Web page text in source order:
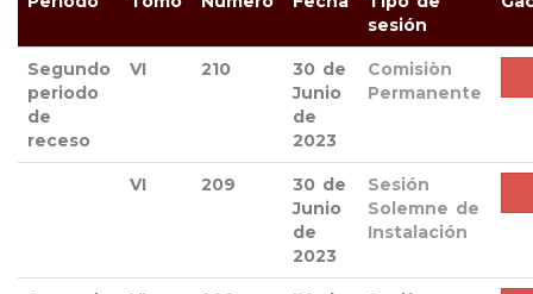
sesión
Segundo
periodo
de
receso
VI 210
30 de
Junio
de
2023
Comisiòn
Permanente
VI 209
30 de
Junio
de
2023
Sesión
Solemne de
Instalación